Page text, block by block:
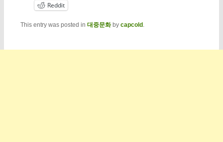
Reddit
This entry was posted in 대중문화by capcold .